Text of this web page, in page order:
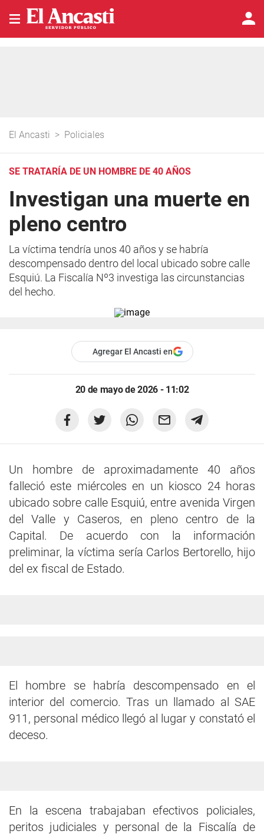
El Ancasti > Policiales
SE TRATARÍA DE UN HOMBRE DE 40 AÑOS
Investigan una muerte en
pleno centro
La víctima tendría unos 40 años y se habría
descompensado dentro del local ubicado sobre calle
Esquiú. La Fiscalía Nº3 investiga las circunstancias
del hecho.
Agregar El Ancasti en
20 de mayo de 2026 - 11:02
Un hombre de aproximadamente 40 años
falleció este miércoles en un kiosco 24 horas
ubicado sobre calle Esquiú, entre avenida Virgen
del Valle y Caseros, en pleno centro de la
Capital. De acuerdo con la información
preliminar, la víctima sería Carlos Bertorello, hijo
del ex fiscal de Estado.
El hombre se habría descompensado en el
interior del comercio. Tras un llamado al SAE
911, personal médico llegó al lugar y constató el
deceso.
En la escena trabajaban efectivos policiales,
peritos judiciales y personal de la Fiscalía de